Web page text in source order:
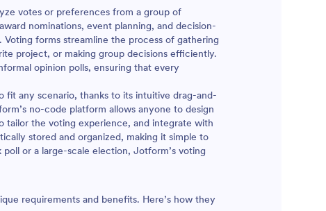
votes or preferences from a group of
nominations, event planning, and decision-
forms streamline the process of gathering
project, or making group decisions efficiently.
opinion polls, ensuring that every
any scenario, thanks to its intuitive drag-and-
no-code platform allows anyone to design
tailor the voting experience, and integrate with
stored and organized, making it simple to
or a large-scale election, Jotform’s voting
requirements and benefits. Here’s how they